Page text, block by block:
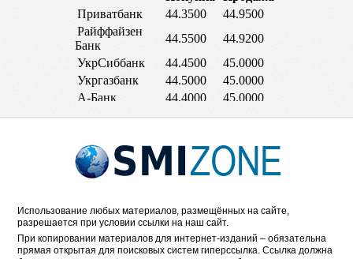
Использование любых материалов, размещённых на сайте,
разрешается при условии ссылки на наш сайт.
При копировании материалов для интернет-изданий – обязательна
прямая открытая для поисковых систем гиперссылка. Ссылка должна